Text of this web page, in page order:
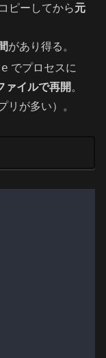
ピーしてから元
があり得る。
でプロセスに
ァイルで再開 。
リが多い）。